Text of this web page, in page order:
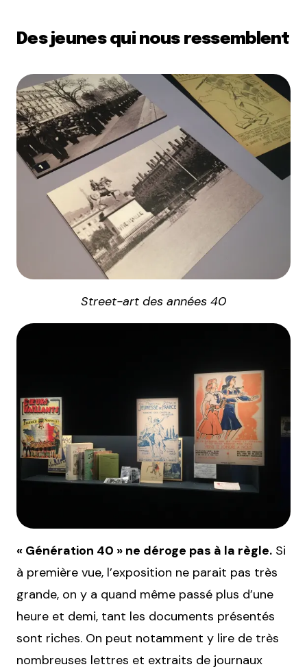
Des jeunes qui nous ressemblent
Street-art des années 40
« Génération 40 » ne déroge pas à la règle. Si
à première vue, l’exposition ne parait pas très
grande, on y a quand même passé plus d’une
heure et demi, tant les documents présentés
sont riches. On peut notamment y lire de très
nombreuses lettres et extraits de journaux